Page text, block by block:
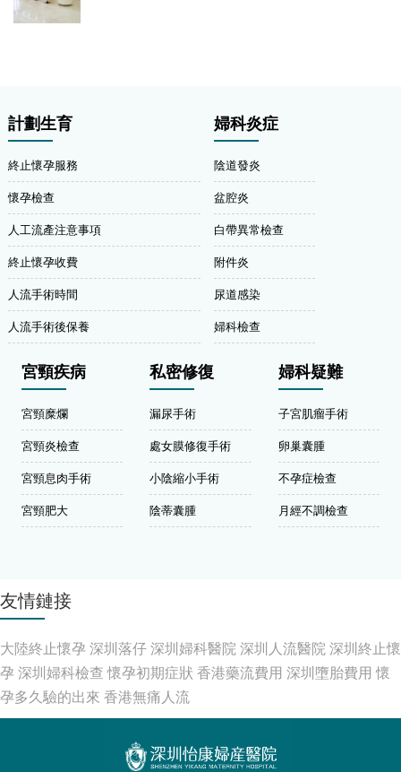
計劃生育
終止懷孕服務
懷孕檢查
人工流產注意事項
終止懷孕收費
人流手術時間
人流手術後保養
婦科炎症
陰道發炎
盆腔炎
白帶異常檢查
附件炎
尿道感染
婦科檢查
宮頸疾病
宮頸糜爛
宮頸炎檢查
宮頸息肉手術
宮頸肥大
私密修復
漏尿手術
處女膜修復手術
小陰縮小手術
陰蒂囊腫
婦科疑難
子宮肌瘤手術
卵巢囊腫
不孕症檢查
月經不調檢查
友情鏈接
大陸終止懷孕 深圳落仔深圳婦科醫院深圳人流醫院深圳終止懷
孕 深圳婦科檢查 懷孕初期症狀 香港藥流費用 深圳墮胎費用 懷
孕多久驗的出來 香港無痛人流